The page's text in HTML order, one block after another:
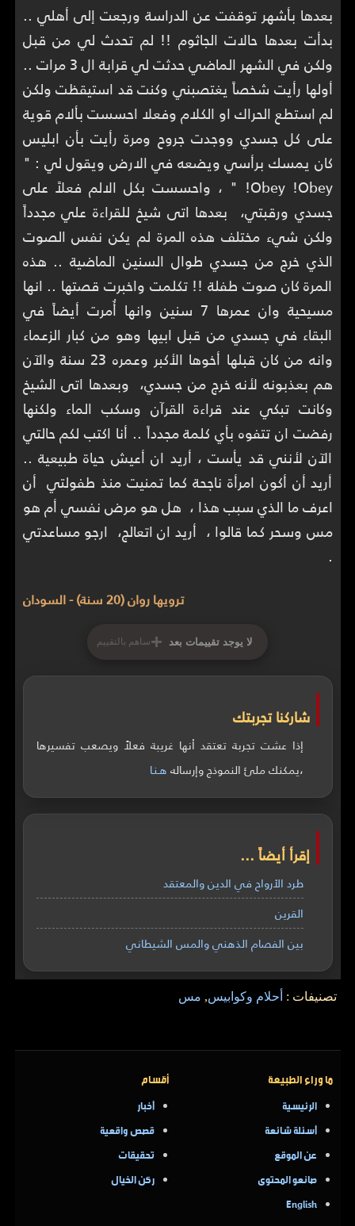
بعدها بأشهر توقفت عن الدراسة ورجعت إلى أهلي ..
بدأت بعدها حالات الجاثوم !! لم تحدث لي من قبل
ولكن في الشهر الماضي حدثت لي قرابة ال 3 مرات ..
أولها رأيت شخصاً يغتصبني وكنت قد استيقظت ولكن
لم استطع الحراك او الكلام وفعلا احسست بألام قوية
على كل جسدي ووجدت جروح ومرة رأيت بأن ابليس
كان يمسك برأسي ويضعه في الارض ويقول لي : "
Obey !Obey! " ، واحسست بكل الالم فعلاً على
جسدي ورقبتي، بعدها اتى شيخ للقراءة علي مجدداً
ولكن شيء مختلف هذه المرة لم يكن نفس الصوت
الذي خرج من جسدي طوال السنين الماضية .. هذه
المرة كان صوت طفلة !! تكلمت واخبرت قصتها .. انها
مسيحية وان عمرها 7 سنين وانها أُمرت أيضاً في
البقاء في جسدي من قبل ابيها وهو من كبار الزعماء
وانه من كان قبلها أخوها الأكبر وعمره 23 سنة والآن
هم بعذبونه لأنه خرج من جسدي، وبعدها اتى الشيخ
وكانت تبكي عند قراءة القرآن وسكب الماء ولكنها
رفضت ان تتفوه بأي كلمة مجدداً .. أنا اكتب لكم حالتي
الآن لأنني قد يأست ، أريد ان أعيش حياة طبيعية ..
أريد أن أكون امرأة ناجحة كما تمنيت منذ طفولتي أن
اعرف ما الذي سبب هذا ، هل هو مرض نفسي أم هو
مس وسحر كما قالوا ، أريد ان اتعالج، ارجو مساعدتي
.
ترويها روان (20 سنة) - السودان
لا يوجد تقييمات بعد +ساهم بالتقييم
شاركنا تجربتك
إذا عشت تجربة تعتقد أنها غريبة فعلاً ويصعب تفسيرها
،يمكنك ملئ النموذج وإرسالههـنـا
إقرأ أيضاً ...
طرد الأرواح في الدين والمعتقد
القرين
بين الفصام الذهني والمس الشيطاني
تصنيفات : أحلام وكوابيس, مس
ما وراء الطبيعة
الرئيسية
أسئلة شائعة
عن الموقع
صانعو المحتوى
English
أقسام
أخبار
قصص واقعية
تحقيقات
ركن الخيال